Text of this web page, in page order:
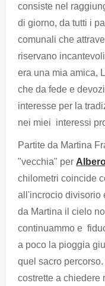
consiste nel
di giorno, da tutti i
comunali che
riservano
era una mia amica,
che da fede e
interesse per la
nei miei interessi
Partite da Martina
"vecchia" per
chilometri coincide
all'incrocio divisorio
da Martina il cielo
continuammo e
a poco la pioggia
quel sacro
costrette a chiedere